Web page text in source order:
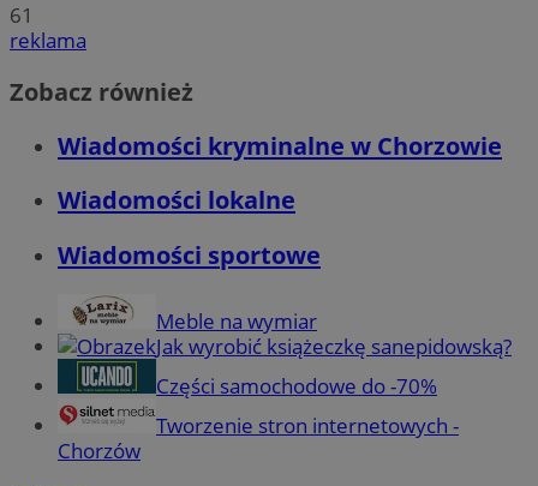
61
reklama
Zobacz również
Wiadomości kryminalne w Chorzowie
Wiadomości lokalne
Wiadomości sportowe
Meble na wymiar
Jak wyrobić książeczkę sanepidowską?
Części samochodowe do -70%
Tworzenie stron internetowych -
Chorzów